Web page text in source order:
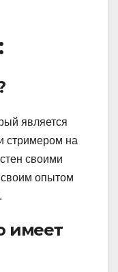
является
стримером на
своими
своим опытом
имеет